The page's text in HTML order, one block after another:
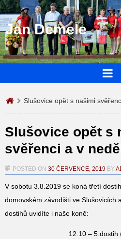
Jan Demele
Slušovice opět s našimi
Slušovice opět s
svěřenci a v
POSTED ON 30 ČERVENCE, 2019 BY
V sobotu 3.8.2019 se koná třetí
domovském závodišti ve Slušovicích
dostihů uvidíte i naše koně:
12:10 – 5.dostih